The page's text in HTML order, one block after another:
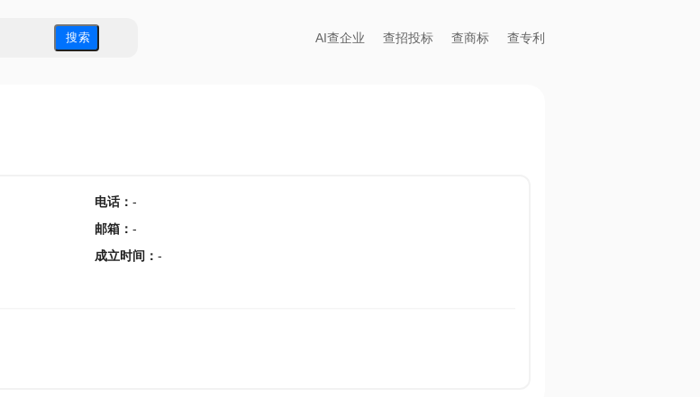
搜 索 AI查企业 查招投标 查商标 查专利
电话： -
邮箱 ： -
成立时间 ： -